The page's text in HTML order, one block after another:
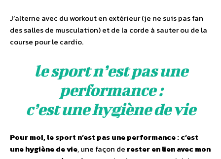
J’alterne avec du workout en extérieur (je ne suis pas fan
des salles de musculation) et de la corde à sauter ou de la
course pour le cardio.
le sport n’est pas une
performance :
c’est une hygiène de vie
Pour moi, le sport n’est pas une performance : c’est
une hygiène de vie, une façon de rester en lien avec mon